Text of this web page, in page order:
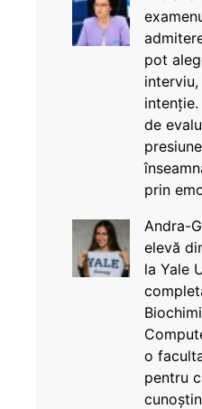
pot
de
prin
Andra-
elevă
la Yale
o
pentru